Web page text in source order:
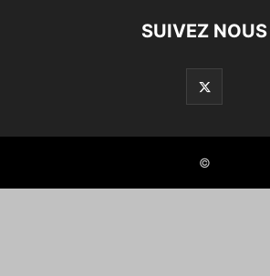
SUIVEZ NOUS
©